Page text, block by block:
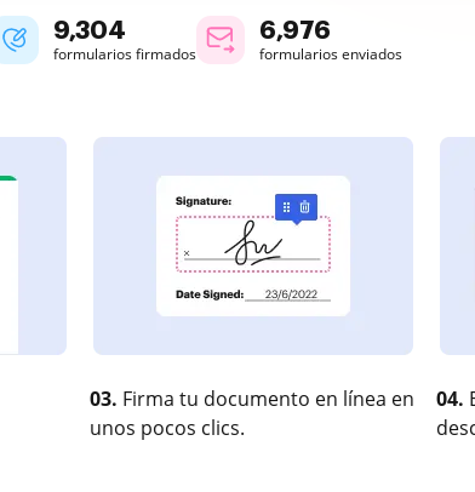
9,304
formularios firmados
6,976
formularios enviados
03. Firma tu documento en línea en
unos pocos clics.
04.